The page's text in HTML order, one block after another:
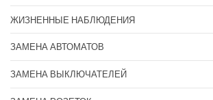
ЖИЗНЕННЫЕ НАБЛЮДЕНИЯ
ЗАМЕНА АВТОМАТОВ
ЗАМЕНА ВЫКЛЮЧАТЕЛЕЙ